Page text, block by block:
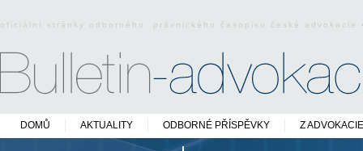
oficiální stránky odborného právnického časopisu české
DOMŮ AKTUALITY ODBORNÉ PŘÍSPĚVKY Z ADVOKACIE